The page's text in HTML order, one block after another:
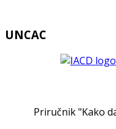
UNCAC
Priručnik "Kako